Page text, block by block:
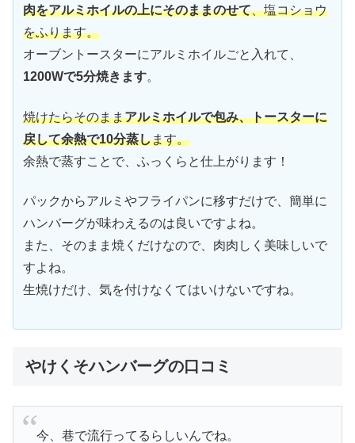
肉をアルミホイルの上にそのままのせて、塩コショウ
をふります。
オーブントースターにアルミホイルごと入れて、
1200Wで5分焼きます。
焼けたらそのままアルミホイルで包み、トースターに
戻して余熱で10分蒸します。
余熱で蒸すことで、ふっくらと仕上がります！
パックからアルミやフライパンに移すだけで、簡単に
ハンバーグが味わえるのは良いですよね。
また、そのまま焼くだけなので、肉肉しく美味しいで
すよね。
生焼けだけ、気を付けなくてはいけないですね。
やけくそハンバーグの口コミ
今、巷で流行ってるらしいんでね。